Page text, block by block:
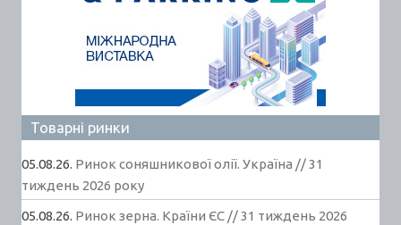
Товарні ринки
05.08.26. Ринок соняшникової олії. Україна // 31
тиждень 2026 року
05.08.26. Ринок зерна. Країни ЄС // 31 тиждень 2026